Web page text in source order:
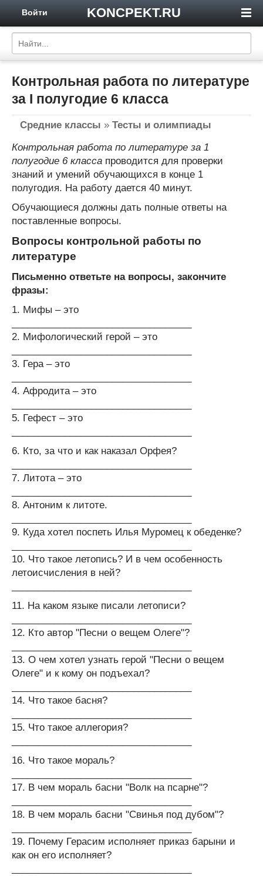
KONCPEKT.RU
Войти
Контрольная работа по литературе
за I полугодие 6 класса
Средние классы » Тесты и олимпиады
Контрольная работа по литературе за 1
полугодие 6 класса проводится для проверки
знаний и умений обучающихся в конце 1
полугодия. На работу дается 40 минут.
Обучающиеся должны дать полные ответы на
поставленные вопросы.
Вопросы контрольной работы по
литературе
Письменно ответьте на вопросы, закончите
фразы:
1. Мифы – это
2. Мифологический герой – это
3. Гера – это
4. Афродита – это
5. Гефест – это
6. Кто, за что и как наказал Орфея?
7. Литота – это
8. Антоним к литоте.
9. Куда хотел поспеть Илья Муромец к обеденке?
10. Что такое летопись? И в чем особенность
летоисчисления в ней?
11. На каком языке писали летописи?
12. Кто автор "Песни о вещем Олеге"?
13. О чем хотел узнать герой "Песни о вещем
Олеге" и к кому он подъехал?
14. Что такое басня?
15. Что такое аллегория?
16. Что такое мораль?
17. В чем мораль басни "Волк на псарне"?
18. В чем мораль басни "Свинья под дубом"?
19. Почему Герасим исполняет приказ барыни и
как он его исполняет?